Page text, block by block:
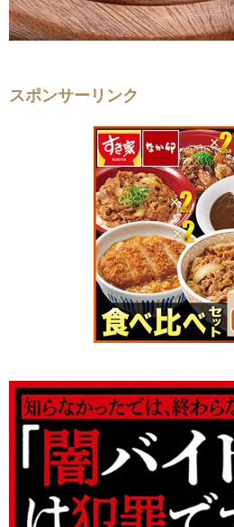
スポンサーリンク